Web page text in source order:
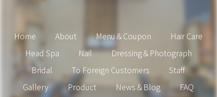
Home About Menu＆Coupon
Hair Care
Head Spa
Nail
Dressing＆Photograph
Bridal
To Foreign Customers
Staff
Gallery
Product News＆Blog FAQ